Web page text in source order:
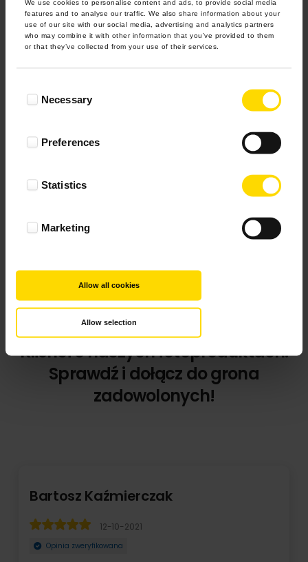
We use cookies to personalise content and ads, to provide social media
features and to analyse our traffic. We also share information about your
use of our site with our social media, advertising and analytics partners
who may combine it with other information that you’ve provided to them
or that they’ve collected from your use of their services.
SelectionNecessary
Preferences
Statistics
Marketing
Allow all cookies
Allow selection
Klienci o naszych fotoproduktach.
Sprawdź i dołącz do grona
zadowolonych!
Bartosz Kaźmierczak
12-10-2021
Opinia zweryfikowana